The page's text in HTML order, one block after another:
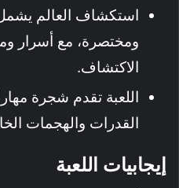
استكشاف العالم
ومختصرة، مع أسرار
الاكتشاف.
اللعبة تقدم شجرة
القدرات والهجمات
إيجابيات اللعبة